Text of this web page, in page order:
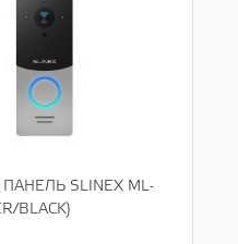
SLINEX ML-
BLACK)